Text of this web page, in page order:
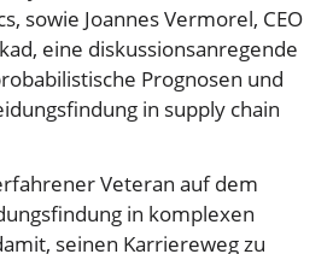
sowie Joannes Vermorel, CEO
eine diskussionsanregende
Prognosen und
in supply chain
Veteran auf dem
in komplexen
seinen Karriereweg zu